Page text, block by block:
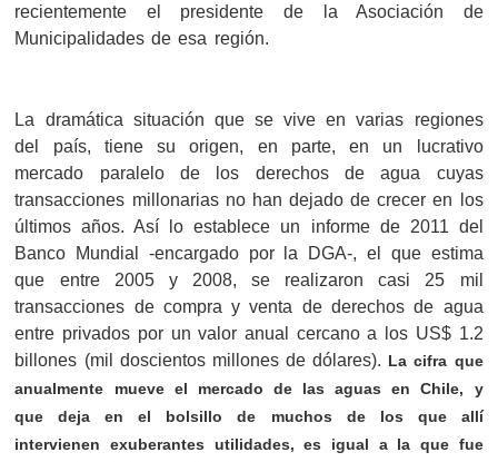
recientemente el presidente de la Asociación de
Municipalidades de esa región.
La dramática situación que se vive en varias regiones
del país, tiene su origen, en parte, en un lucrativo
mercado paralelo de los derechos de agua cuyas
transacciones millonarias no han dejado de crecer en los
últimos años. Así lo establece un informe de 2011 del
Banco Mundial -encargado por la DGA-, el que estima
que entre 2005 y 2008, se realizaron casi 25 mil
transacciones de compra y venta de derechos de agua
entre privados por un valor anual cercano a los US$ 1.2
billones (mil doscientos millones de dólares). La cifra que
anualmente mueve el mercado de las aguas en Chile, y
que deja en el bolsillo de muchos de los que allí
intervienen exuberantes utilidades, es igual a la que fue